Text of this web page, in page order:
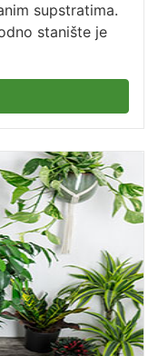
supstratima.
stanište je